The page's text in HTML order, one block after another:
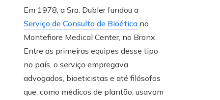
Em 1978, a Sra. Dubler fundou a
Serviço de Consulta de Bioética no
Montefiore Medical Center, no Bronx.
Entre as primeiras equipes desse tipo
no país, o serviço empregava
advogados, bioeticistas e até filósofos
que, como médicos de plantão, usavam